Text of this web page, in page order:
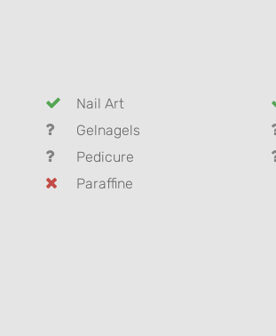
Nail Art
Gelnagels
Pedicure
Paraffine